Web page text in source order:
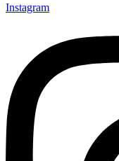
Instagram